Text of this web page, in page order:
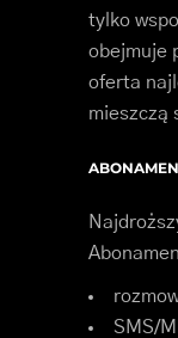
tylko
obejmuje
oferta
mieszczą
SMS/